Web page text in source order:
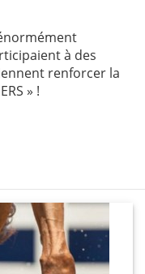
à des
renforcer la
» !